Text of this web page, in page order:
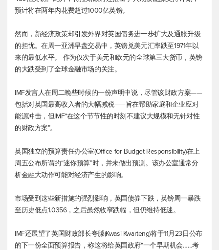
预计将在两年内花费超过1000亿英镑。
然而，新经济政策却引发外界对英国债务进一步扩大及通胀升级
的担忧。在周一亚洲早盘交易中， 英镑兑美元汇率跌至1971年以
来的最低水平。 作为仅次于美元和欧元的全球第三大货币，英镑
的大跌受到了全球金融市场的关注。
IMF发言人在周二晚些时候的一份声明中说，尽管该财政方案——
包括对英国最高收入者的大幅减税——旨在帮助家庭和企业应对
能源冲击，但IMF“在这个节节性的时刻不建议大规模和无针对性
的财政方案”。
英国独立的预算责任办公室(Office for Budget Responsibility)在上
周五公布所谓的“迷你预算”时，并未做出预测。该办公室通常分
析金融大动作可能对经济产生的影响。
市场受到这些新措施的强烈影响，英国债券下跌，英镑周一暴跌
至历史低点1.0356，之后虽然收窄跌幅，但仍维持低迷。
IMF还展望了英国财政部长夸滕(Kwasi Kwarteng)将于11月23日公布
的下一份全面预算报告，称这将给英国政府“一个早期机会……考